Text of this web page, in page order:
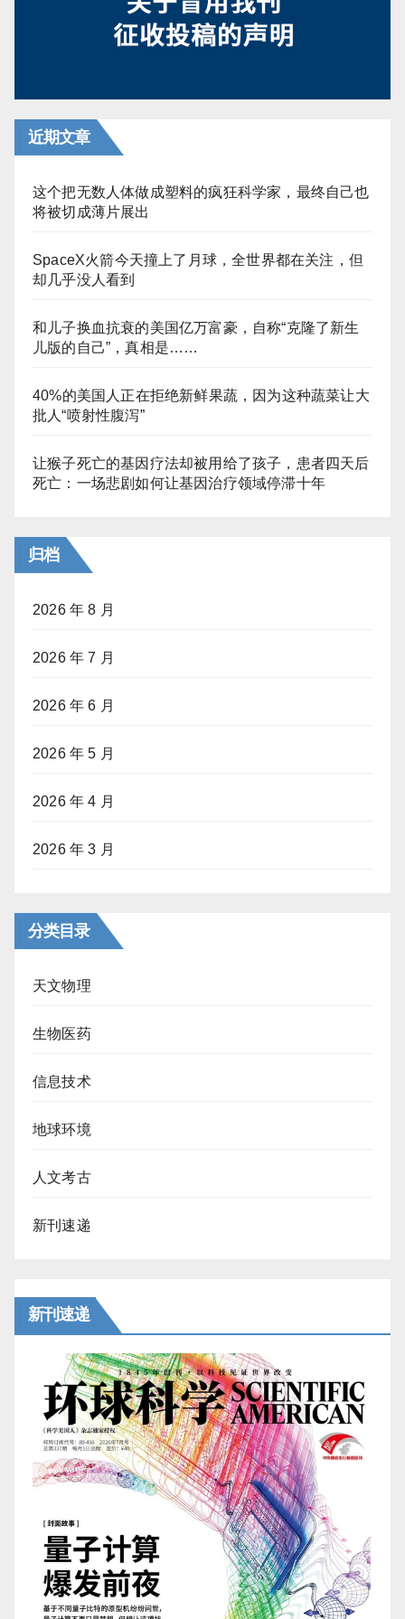
近期文章
这个把无数人体做成塑料的疯狂科学家，最终自己也
将被切成薄片展出
SpaceX火箭今天撞上了月球，全世界都在关注，但
却几乎没人看到
和儿子换血抗衰的美国亿万富豪，自称“克隆了新生
儿版的自己”，真相是……
40%的美国人正在拒绝新鲜果蔬，因为这种蔬菜让大
批人“喷射性腹泻”
让猴子死亡的基因疗法却被用给了孩子，患者四天后
死亡：一场悲剧如何让基因治疗领域停滞十年
归档
2026 年 8 月
2026 年 7 月
2026 年 6 月
2026 年 5 月
2026 年 4 月
2026 年 3 月
分类目录
天文物理
生物医药
信息技术
地球环境
人文考古
新刊速递
新刊速递